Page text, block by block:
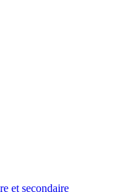
et secondaire